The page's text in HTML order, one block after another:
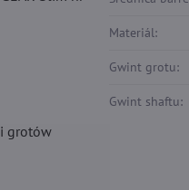
grotów
Materiál:
Gwint grotu:
Gwint shaftu: